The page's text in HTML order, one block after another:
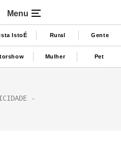
Menu
IstoÉ Rural Gente
Mulher Pet